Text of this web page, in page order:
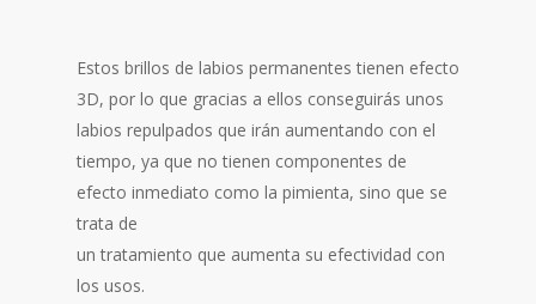
Estos brillos de labios permanentes tienen efecto
3D, por lo que gracias a ellos conseguirás unos
labios repulpados que irán aumentando con el
tiempo, ya que no tienen componentes de
efecto inmediato como la pimienta, sino que se
trata de
un tratamiento que aumenta su efectividad con
los usos.